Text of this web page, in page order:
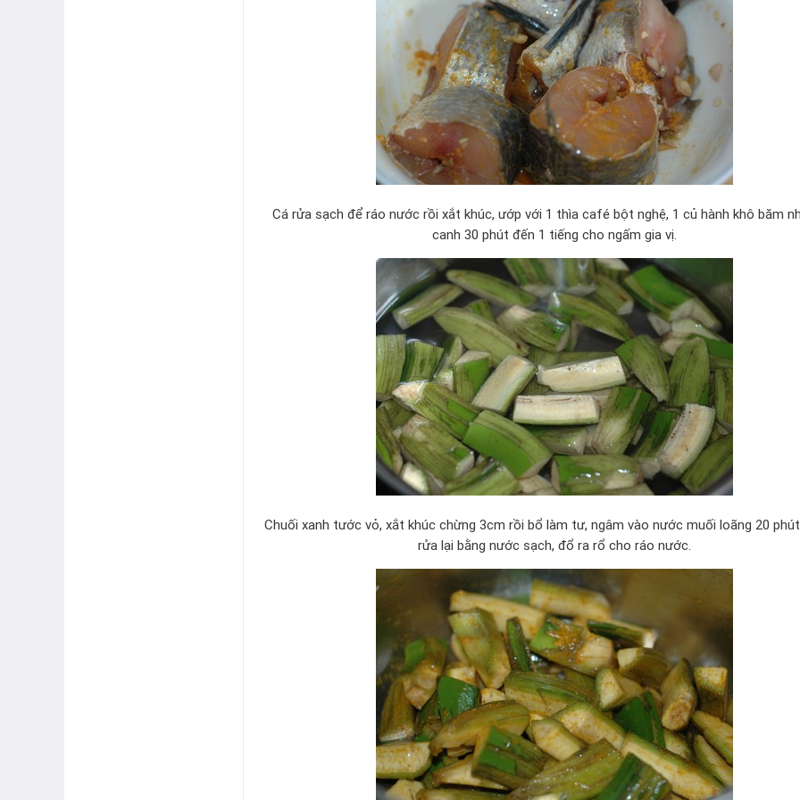
Cá rửa sạch để ráo nước rồi xắt khúc, ướp với 1 thìa café bột nghệ, 1 củ hành khô băm
canh 30 phút đến 1 tiếng cho ngấm gia vị.
Chuối xanh tước vỏ, xắt khúc chừng 3cm rồi bổ làm tư, ngâm vào nước muối loãng 20
rửa lại bằng nước sạch, đổ ra rổ cho ráo nước.